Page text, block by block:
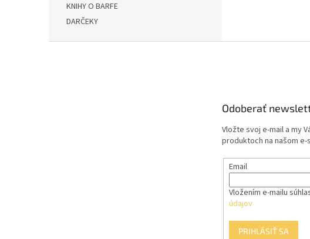
KNIHY O BARFE
DARČEKY
Odoberať
Vložte svoj e-mail a my
produktoch na našom e-
Email
Vložením e-mailu
údajov
PRIHLÁSIŤ SA